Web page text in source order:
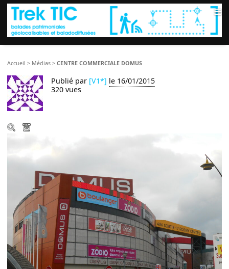
≡
Accueil > Médias >CENTRE COMMERCIALE DOMUS
Publié par [V1*] le 16/01/2015
320 vues